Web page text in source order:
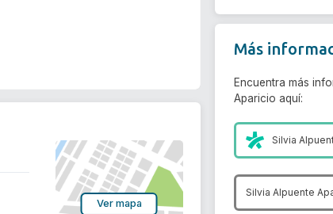
Ver mapa
Más
Encuentra más
Aparicio aquí:
Silvia
Silvia Alpuente